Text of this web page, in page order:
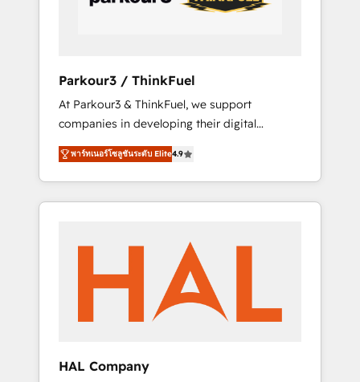
choose us because we blend the expertise of
Our Services: HubSpot implementations &
data migration Custom AI agents Revenue
Operations API integrations AI-ready Website
design Let’s turn your CRM into your growth
engine!
Parkour3 / ThinkFuel
At Parkour3 & ThinkFuel, we support
companies in developing their digital
strategies by leveraging technologies and
automating their marketing and sales
processes to generate growth. Our offer
spans from Strategy to Operations. We
implementation, web design, sales &
marketing automation, and digital marketing.
With extensive experience working with tech
companies and manufacturers since 2002,
we are committed to empowering our clients
implementation and seamless integration of
พาร์ทเนอร์โซลูชันระดับ Elite4.9
HAL Company